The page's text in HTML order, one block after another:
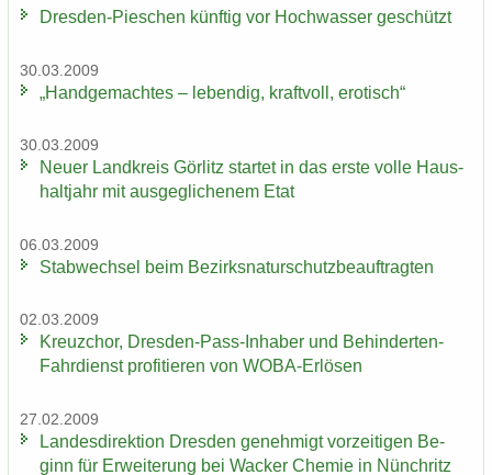
Dresden-​Pieschen künf­tig vor Hoch­was­ser ge­schützt
30.03.2009
„Hand­ge­mach­tes – le­ben­dig, kraft­voll, ero­tisch“
30.03.2009
Neuer Land­kreis Gör­litz star­tet in das erste volle Haus­
halt­jahr mit aus­ge­gli­che­nem Etat
06.03.2009
Stab­wech­sel beim Be­zirks­na­tur­schutz­be­auf­trag­ten
02.03.2009
Kreuz­chor, Dresden-​Pass-Inhaber und Behinderten-​
Fahrdienst pro­fi­tie­ren von WOBA-​Erlösen
27.02.2009
Lan­des­di­rek­ti­on Dres­den ge­neh­migt vor­zei­ti­gen Be­
ginn für Er­wei­te­rung bei Wa­cker Che­mie in Nün­chritz